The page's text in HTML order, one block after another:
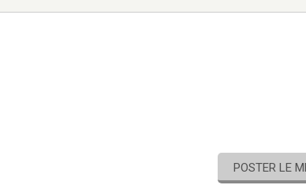
POSTER LE